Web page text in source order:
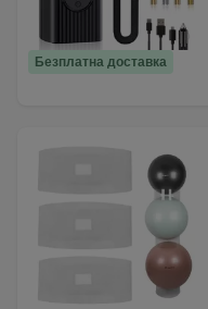
Безплатна доставка